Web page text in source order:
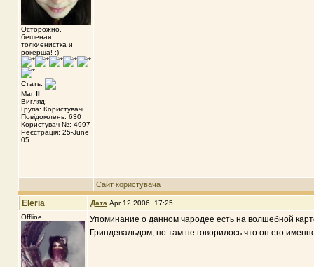
Осторожно,
бешеная
толкиенистка и
рокерша! :)
Стать:
Маг II
Вигляд: --
Група: Користувачі
Повідомлень: 630
Користувач №: 4997
Реєстрація: 25-June
05
Сайт користувача
Eleria Дата Apr 12 2006, 17:25
Offline
Упоминание о данном чародее есть на волшебной
Гриндевальдом, но там не говорилось что он его